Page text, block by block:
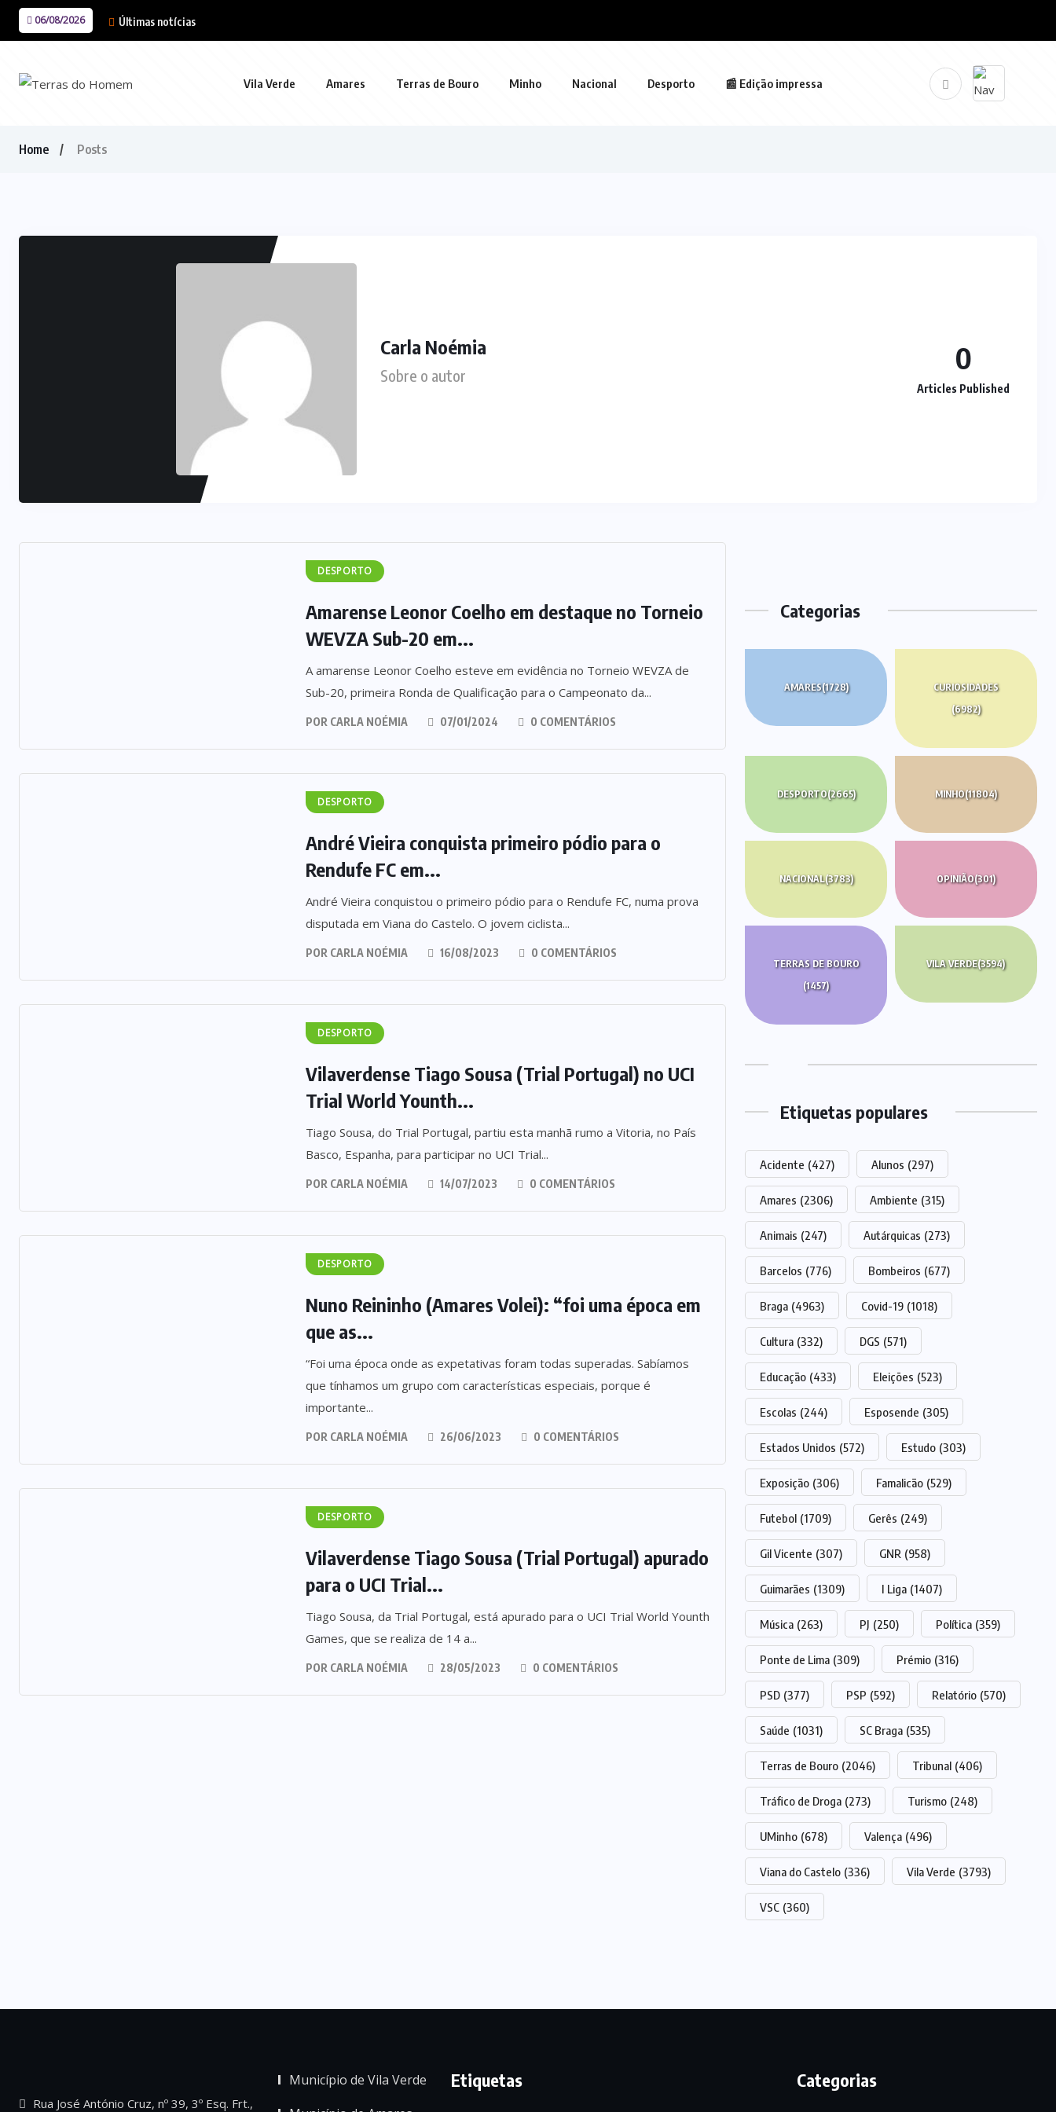
06/08/2026 Últimas notícias
Vila Verde Amares Terras de Bouro Minho Nacional Desporto 📰 Edição impressa
Home Posts
Carla Noémia
Sobre o autor 0
Articles Published
DESPORTO
Amarense Leonor Coelho em destaque no Torneio
WEVZA Sub-20 em...
A amarense Leonor Coelho esteve em evidência no Torneio WEVZA de
Sub-20, primeira Ronda de Qualificação para o Campeonato da...
POR CARLA NOÉMIA 07/01/2024 0 COMENTÁRIOS
DESPORTO
André Vieira conquista primeiro pódio para o
Rendufe FC em...
André Vieira conquistou o primeiro pódio para o Rendufe FC, numa prova
disputada em Viana do Castelo. O jovem ciclista...
POR CARLA NOÉMIA 16/08/2023 0 COMENTÁRIOS
DESPORTO
Vilaverdense Tiago Sousa (Trial Portugal) no UCI
Trial World Younth...
Tiago Sousa, do Trial Portugal, partiu esta manhã rumo a Vitoria, no País
Basco, Espanha, para participar no UCI Trial...
POR CARLA NOÉMIA 14/07/2023 0 COMENTÁRIOS
DESPORTO
Nuno Reininho (Amares Volei): “foi uma época em
que as...
“Foi uma época onde as expetativas foram todas superadas. Sabíamos
que tínhamos um grupo com características especiais, porque é
importante...
POR CARLA NOÉMIA 26/06/2023 0 COMENTÁRIOS
DESPORTO
Vilaverdense Tiago Sousa (Trial Portugal) apurado
para o UCI Trial...
Tiago Sousa, da Trial Portugal, está apurado para o UCI Trial World Younth
Games, que se realiza de 14 a...
POR CARLA NOÉMIA 28/05/2023 0 COMENTÁRIOS
Categorias
AMARES(1728)
CURIOSIDADES
(6982)
DESPORTO(2665) MINHO(11804)
NACIONAL(3783) OPINIÃO(301)
TERRAS DE BOURO
(1457)
VILA VERDE(3594)
Etiquetas populares
Acidente (427) Alunos (297)
Amares (2306) Ambiente (315)
Animais (247) Autárquicas (273)
Barcelos (776) Bombeiros (677)
Braga (4963) Covid-19 (1018)
Cultura (332) DGS (571)
Educação (433) Eleições (523)
Escolas (244) Esposende (305)
Estados Unidos (572) Estudo (303)
Exposição (306) Famalicão (529)
Futebol (1709) Gerês (249)
Gil Vicente (307) GNR (958)
Guimarães (1309) I Liga (1407)
Música (263) PJ (250) Política (359)
Ponte de Lima (309) Prémio (316)
PSD (377) PSP (592) Relatório (570)
Saúde (1031) SC Braga (535)
Terras de Bouro (2046) Tribunal (406)
Tráfico de Droga (273) Turismo (248)
UMinho (678) Valença (496)
Viana do Castelo (336) Vila Verde (3793)
VSC (360)
Rua José António Cruz, nº 39, 3º Esq. Frt.,
Município de Vila Verde
Etiquetas Categorias